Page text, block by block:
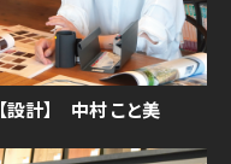
【設計】 中村 こと美